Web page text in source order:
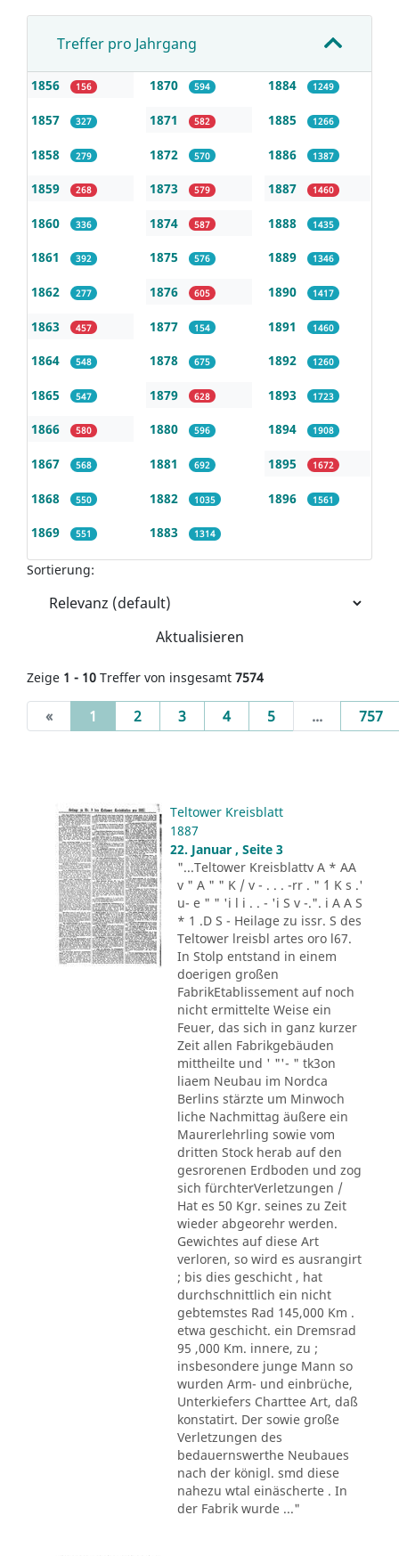
Treffer pro Jahrgang
1856 156
1857 327
1858 279
1859 268
1860 336
1861 392
1862 277
1863 457
1864 548
1865 547
1866 580
1867 568
1868 550
1869 551
1870 594
1871 582
1872 570
1873 579
1874 587
1875 576
1876 605
1877 154
1878 675
1879 628
1880 596
1881 692
1882 1035
1883 1314
1884 1249
1885 1266
1886 1387
1887 1460
1888 1435
1889 1346
1890 1417
1891 1460
1892 1260
1893 1723
1894 1908
1895 1672
1896 1561
Sortierung:
Aktualisieren
Zeige 1 - 10 Treffer von insgesamt 7574
« 1 (current)
2 3 4 5 ... 757
Teltower Kreisblatt
1887
22. Januar , Seite 3
"...Teltower Kreisblattv A * AA
v " A " " K / v - . . . -rr . " ´1 K s .'
u- e " " 'i l i . . - 'i S v -.". i A A S
* 1 .D S - Heilage zu issr. S des
Teltower lreisbl artes oro l67.
In Stolp entstand in einem
doerigen großen
FabrikEtablissement auf noch
nicht ermittelte Weise ein
Feuer, das sich in ganz kurzer
Zeit allen Fabrikgebäuden
mittheilte und ' "'- " tk3on
liaem Neubau im Nordca
Berlins stärzte um Minwoch
liche Nachmittag äußere ein
Maurerlehrling sowie vom
dritten Stock herab auf den
gesrorenen Erdboden und zog
sich fürchterVerletzungen /
Hat es 50 Kgr. seines zu Zeit
wieder abgeorehr werden.
Gewichtes auf diese Art
verloren, so wird es ausrangirt
; bis dies geschicht , hat
durchschnittlich ein nicht
gebtemstes Rad 145,000 Km .
etwa geschicht. ein Dremsrad
95 ,000 Km. innere, zu ;
insbesondere junge Mann so
wurden Arm- und einbrüche,
Unterkiefers Charttee Art, daß
konstatirt. Der sowie große
Verletzungen des
bedauernswerthe Neubaues
nach der königl. smd diese
nahezu wtal einäscherte . In
der Fabrik wurde ..."